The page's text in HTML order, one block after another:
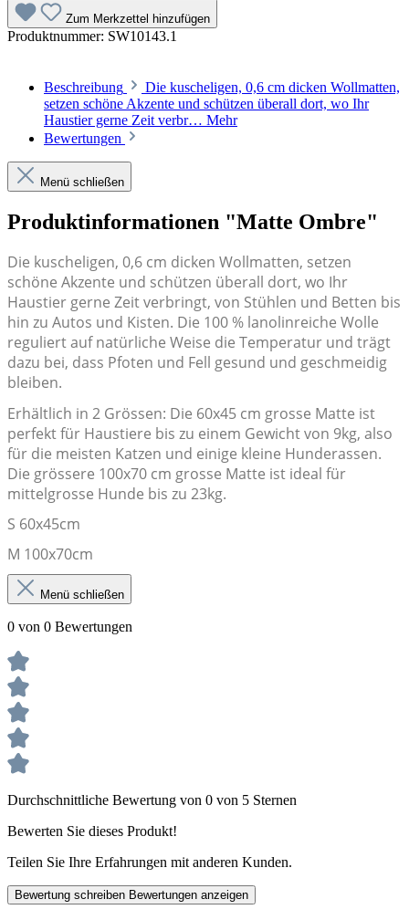
Zum Merkzettel hinzufügen
Produktnummer: SW10143.1
Beschreibung
Die kuscheligen, 0,6 cm dicken Wollmatten,
setzen schöne Akzente und schützen überall dort, wo Ihr
Haustier gerne Zeit verbr… Mehr
Bewertungen
Menü schließen
Produktinformationen "Matte Ombre"
Die kuscheligen, 0,6 cm dicken Wollmatten, setzen
schöne Akzente und schützen überall dort, wo Ihr
Haustier gerne Zeit verbringt, von Stühlen und Betten bis
hin zu Autos und Kisten. Die 100 % lanolinreiche Wolle
reguliert auf natürliche Weise die Temperatur und trägt
dazu bei, dass Pfoten und Fell gesund und geschmeidig
bleiben.
Erhältlich in 2 Grössen: Die 60x45 cm grosse Matte ist
perfekt für Haustiere bis zu einem Gewicht von 9kg, also
für die meisten Katzen und einige kleine Hunderassen.
Die grössere 100x70 cm grosse Matte ist ideal für
mittelgrosse Hunde bis zu 23kg.
S 60x45cm
M 100x70cm
Menü schließen
0 von 0 Bewertungen
Durchschnittliche Bewertung von 0 von 5 Sternen
Bewerten Sie dieses Produkt!
Teilen Sie Ihre Erfahrungen mit anderen Kunden.
Bewertung schreiben Bewertungen anzeigen